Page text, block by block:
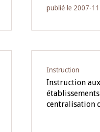
publié le 2007-
Instruction
Instruction
centralisation